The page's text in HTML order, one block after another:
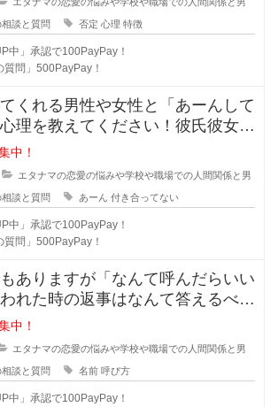
談と質問 否定 心理 特徴
中」承認で100PayPay！
問」500PayPay！
くれる男性や女性と「あーんして
理を教えてください！彼氏彼女で
ていないのに、あー
中！
エタナマの恋愛の悩みや学校や職場での人間関係と男
談と質問 あーん 付き合ってない
中」承認で100PayPay！
問」500PayPay！
ありますが「なんて呼んだらいい
れた時の返事はなんて答えるべき
苗字+さん」付け？
中！
エタナマの恋愛の悩みや学校や職場での人間関係と男
談と質問 名前 呼び方
中」承認で100PayPay！